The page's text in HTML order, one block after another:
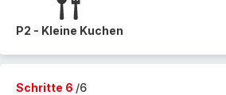
P2 - Kleine Kuchen
Schritte 6 /6